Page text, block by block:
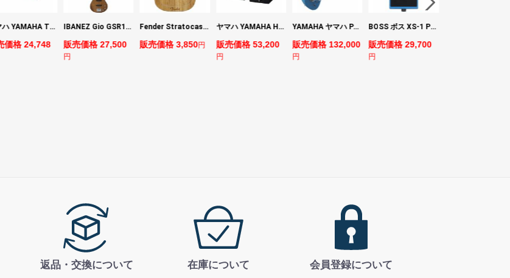
ヤマハ YAMAHA THR5 コンパクトギターアンプ 小型アンプ
価格 24,748
IBANEZ Gio GSR180-LBF エレキベース
販売価格 27,500
円
Fender Stratocaster Cutting Board カッティングボード（まな板）
販売価格 3,850円
ヤマハ YAMAHA HS7 パワードスタジオモニタースピーカー×2本
販売価格 53,200
円
YAMAHA ヤマハ PACS+12M SB Pacifica Standard Plus パシフィカスタンダードプラス エレキギター
販売価格 132,000
円
BOSS ボス XS-1 Poly Shifter ギターエフェクター ピッチシフター
販売価格 29,700
円
返品・交換について 在庫について 会員登録について